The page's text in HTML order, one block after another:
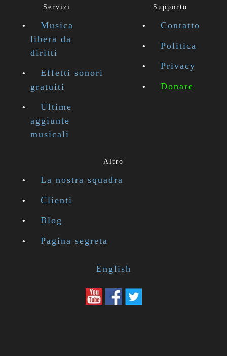
Servizi
Musica
libera da
diritti
Effetti sonori
gratuiti
Ultime
aggiunte
musicali
Supporto
Contatto
Politica
Privacy
Donare
Altro
La nostra squadra
Clienti
Blog
Pagina segreta
English